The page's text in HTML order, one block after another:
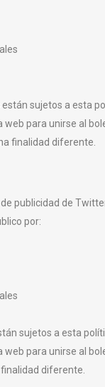
están sujetos a esta
para unirse al
finalidad diferente.
publicidad de
por:
sujetos a esta
para unirse al
diferente.